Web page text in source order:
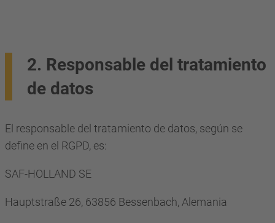
2. Responsable del tratamiento
de datos
El responsable del tratamiento de datos, según se
define en el RGPD, es:
SAF-HOLLAND SE
Hauptstraße 26, 63856 Bessenbach, Alemania